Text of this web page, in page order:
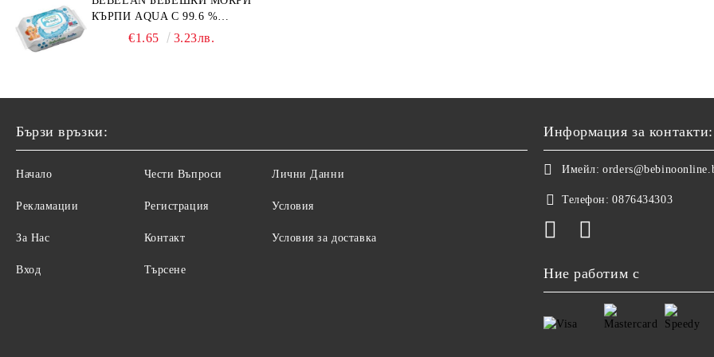
КЪРПИ AQUA С 99.6 %
ВОДА 64БР.
€1.65 3.23лв.
Бързи връзки:
Начало
Рекламации
За Нас
Вход
Чести Въпроси
Регистрация
Контакт
Търсене
Лични Данни
Условия
Условия за доставка
Информация за контакти:
Имейл:
Телефон: 0876434303
Ние работим с